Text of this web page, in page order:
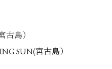
古島）
SUN(宮古島）